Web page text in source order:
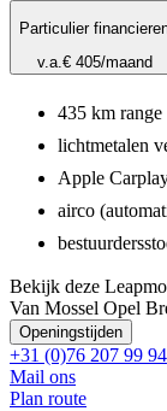
Particulier
v.a.€ 405/maand
435 km range
lichtmetalen
Apple
airco
Bekijk deze
Van Mossel Opel
Openingstijden
+31 (0)76 207 99 94
Mail ons
Plan route